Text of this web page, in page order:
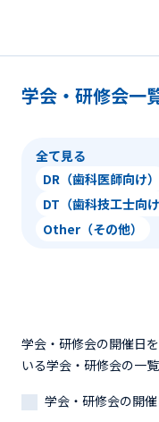
学会・研修会一
全て見る
DR（歯科医師向け）
DT（歯科技工士向け
Other（その他）
学会・研修会の開催日
いる学会・研修会の一
学会・研修会の開催